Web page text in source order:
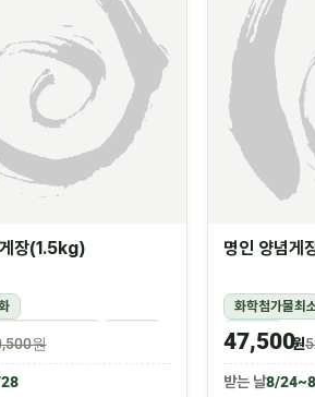
장(1.5kg)
장물1,050g)
원
명인 양념게
화학첨가물최
냉장
47,500원
받는 날8/